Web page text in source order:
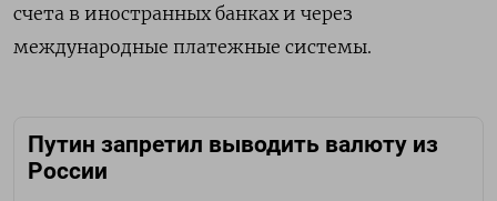
счета в иностранных банках и через
международные платежные системы.
Путин запретил выводить валюту из
России